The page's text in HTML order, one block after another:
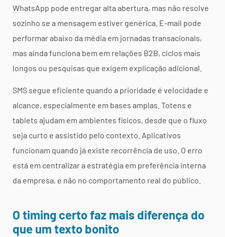
WhatsApp pode entregar alta abertura, mas não resolve
sozinho se a mensagem estiver genérica. E-mail pode
performar abaixo da média em jornadas transacionais,
mas ainda funciona bem em relações B2B, ciclos mais
longos ou pesquisas que exigem explicação adicional.
SMS segue eficiente quando a prioridade é velocidade e
alcance, especialmente em bases amplas. Totens e
tablets ajudam em ambientes físicos, desde que o fluxo
seja curto e assistido pelo contexto. Aplicativos
funcionam quando já existe recorrência de uso. O erro
está em centralizar a estratégia em preferência interna
da empresa, e não no comportamento real do público.
O timing certo faz mais diferença do
que um texto bonito